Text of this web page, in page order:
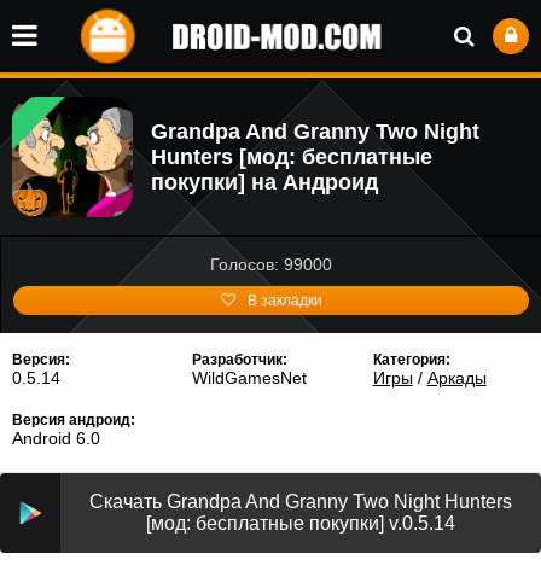
Grandpa And Granny Two Night
Hunters [мод: бесплатные
покупки] на Андроид
Голосов: 99000
В закладки
Версия:
0.5.14
Разработчик:
WildGamesNet
Категория:
Игры/ Аркады
Версия андроид:
Android 6.0
Скачать Grandpa And Granny Two Night Hunters
[мод: бесплатные покупки] v.0.5.14